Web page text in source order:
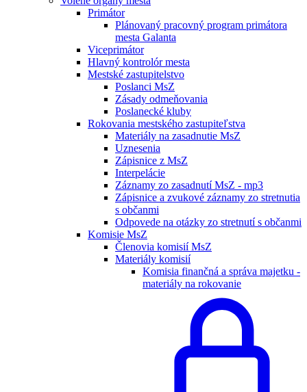
Primátor
Plánovaný pracovný program primátora
mesta Galanta
Viceprimátor
Hlavný kontrolór mesta
Mestské zastupitelstvo
Poslanci MsZ
Zásady odmeňovania
Poslanecké kluby
Rokovania mestského zastupiteľstva
Materiály na zasadnutie MsZ
Uznesenia
Zápisnice z MsZ
Interpelácie
Záznamy zo zasadnutí MsZ - mp3
Zápisnice a zvukové záznamy zo stretnutia
s občanmi
Odpovede na otázky zo stretnutí s občanmi
Komisie MsZ
Členovia komisií MsZ
Materiály komisií
Komisia finančná a správa majetku -
materiály na rokovanie